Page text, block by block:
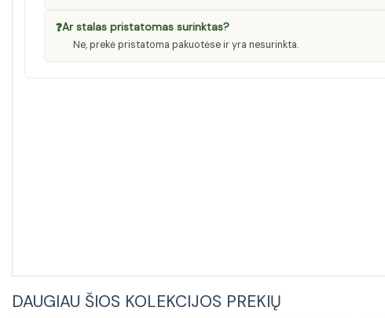
❓Ar stalas pristatomas surinktas?
Ne, prekė pristatoma pakuotėse ir yra nesurinkta.
DAUGIAU ŠIOS KOLEKCIJOS PREKIŲ